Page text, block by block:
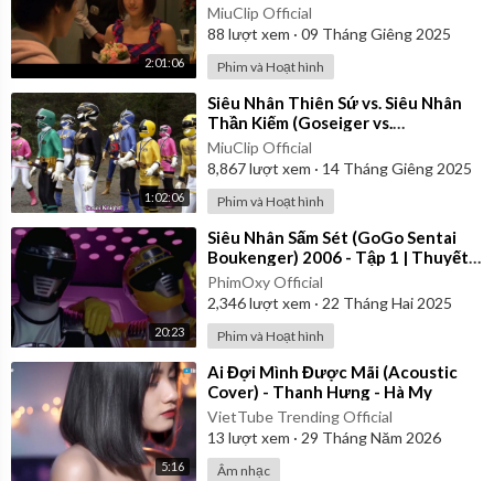
2:01:06
MiuClip Official
88 lượt xem · 09 Tháng Giêng 2025
Phim và Hoạt hình
1:02:06
⁣Siêu Nhân Thiên Sứ vs. Siêu Nhân
Thần Kiếm (Goseiger vs.
Shinkenger) | Vietsub
MiuClip Official
8,867lượt xem · 14 Tháng Giêng 2025
Phim và Hoạt hình
20:23
⁣Siêu Nhân Sấm Sét (GoGo Sentai
Boukenger) 2006 - Tập 1 | Thuyết
Minh
PhimOxy Official
2,346lượt xem · 22 Tháng Hai 2025
Phim và Hoạt hình
5:16
⁣Ai Đợi Mình Được Mãi (Acoustic
Cover) - Thanh Hưng - Hà My
VietTube Trending Official
13 lượt xem · 29 Tháng Năm 2026
Âm nhạc